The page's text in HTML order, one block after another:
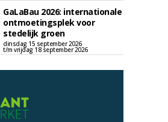
GaLaBau 2026: internationale
ontmoetingsplek voor
stedelijk groen
dinsdag 15 september 2026
t/m vrijdag 18 september 2026